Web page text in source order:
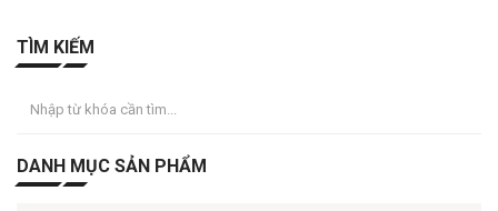
TÌM KIẾM
DANH MỤC SẢN PHẨM